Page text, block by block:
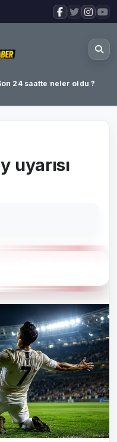
24 saatte neler oldu ?
uyarısı